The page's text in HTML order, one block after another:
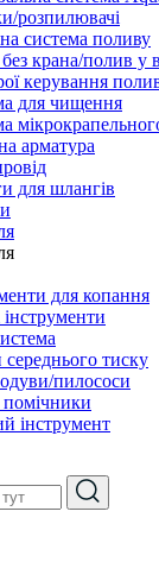
розпилювачі
система поливу
крана/полив у
керування
для чищення
арматура
для шлангів
для копання
тиску
пилососи
помічники
інструмент